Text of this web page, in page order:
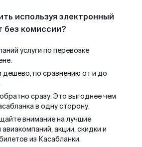
используя электронный
без комиссии?
услуги по перевозке
дешево, по сравнению от и до
сразу. Это выгоднее чем
в одну сторону.
внимание на лучшие
акции, скидки и
из Касабланки.